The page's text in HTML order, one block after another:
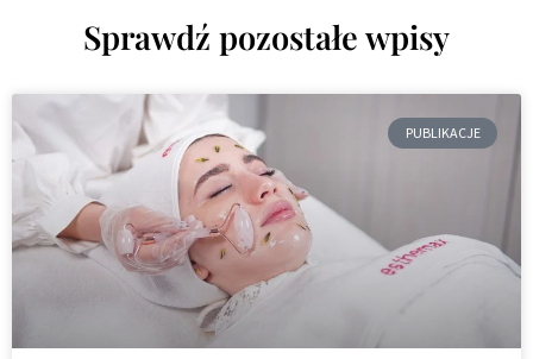
Sprawdź pozostałe wpisy
PUBLIKACJE